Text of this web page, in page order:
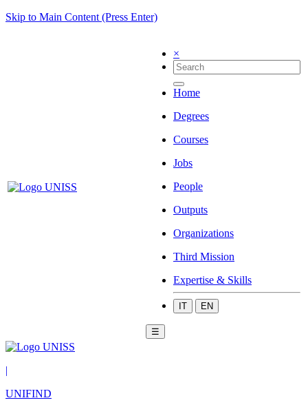
Skip to Main Content (Press Enter)
×
Home
Degrees
Courses
Jobs
People
Outputs
Organizations
Third Mission
Expertise & Skills
IT EN
☰
|
UNIFIND